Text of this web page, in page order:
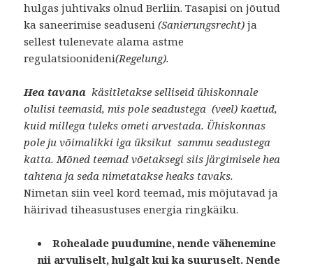
hulgas juhtivaks olnud Berliin. Tasapisi on jõutud
ka saneerimise seaduseni(Sanierungsrecht) ja
sellest tulenevate alama astme
regulatsioonideni(Regelung).
Hea tavana käsitletakse selliseid ühiskonnale
olulisi teemasid, mis pole seadustega (veel) kaetud,
kuid millega tuleks ometi arvestada. Ühiskonnas
pole ju võimalikki iga üksikut sammu seadustega
katta. Mõned teemad võetaksegi siis järgimisele hea
tahtena ja seda nimetatakse heaks tavaks.
Nimetan siin veel kord teemad, mis mõjutavad ja
häirivad tiheasustuses energia ringkäiku.
Rohealade puudumine, nende vähenemine
nii arvuliselt, hulgalt kui ka suuruselt. Nende